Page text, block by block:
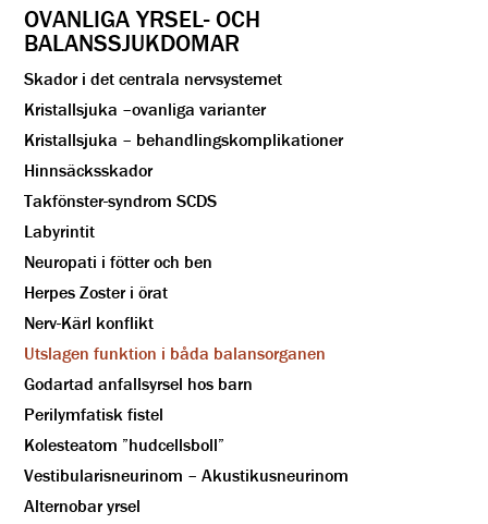
OVANLIGA YRSEL- OCH
BALANSSJUKDOMAR
Skador i det centrala nervsystemet
Kristallsjuka –ovanliga varianter
Kristallsjuka – behandlingskomplikationer
Hinnsäcksskador
Takfönster-syndrom SCDS
Labyrintit
Neuropati i fötter och ben
Herpes Zoster i örat
Nerv-Kärl konflikt
Utslagen funktion i båda balansorganen
Godartad anfallsyrsel hos barn
Perilymfatisk fistel
Kolesteatom ”hudcellsboll”
Vestibularisneurinom – Akustikusneurinom
Alternobar yrsel